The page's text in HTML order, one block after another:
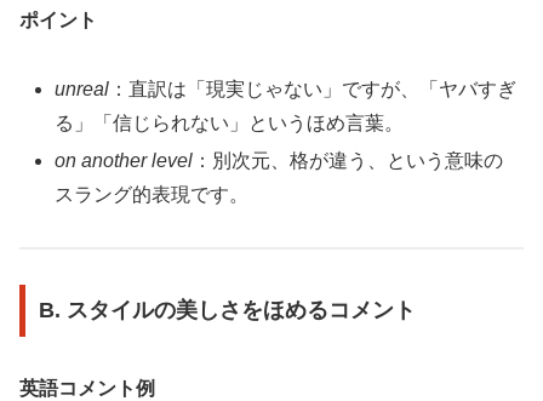
ポイント
unreal ：直訳は「現実じゃない」ですが、「ヤバすぎ
る」「信じられない」というほめ言葉。
on another level ：別次元、格が違う、という意味の
スラング的表現です。
B. スタイルの美しさをほめるコメント
英語コメント例